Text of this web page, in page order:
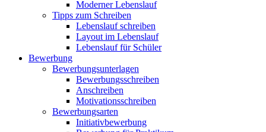
Moderner Lebenslauf
Tipps zum Schreiben
Lebenslauf schreiben
Layout im Lebenslauf
Lebenslauf für Schüler
Bewerbung
Bewerbungsunterlagen
Bewerbungsschreiben
Anschreiben
Motivationsschreiben
Bewerbungsarten
Initiativbewerbung